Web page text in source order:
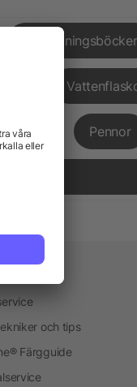
Anteckningsböcker
Pennor
och tips
Färgguide